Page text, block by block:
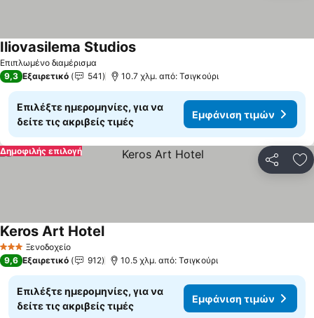
Επιπλωμένο διαμέρισμα
Iliovasilema StudiosΕμφάνιση τιμών
9,3 Εξαιρετικό 541 10.7 χλμ. από: Τσιγκούρι
Επιλέξτε ημερομηνίες, για να
δείτε τις ακριβείς τιμές
Εμφάνιση τιμών
Δημοφιλής επιλογή
3 ΑστέριαΞενοδοχείο
Keros Art HotelΕμφάνιση τιμών
9,6 Εξαιρετικό 912 10.5 χλμ. από: Τσιγκούρι
Επιλέξτε ημερομηνίες, για να
δείτε τις ακριβείς τιμές
Εμφάνιση τιμών